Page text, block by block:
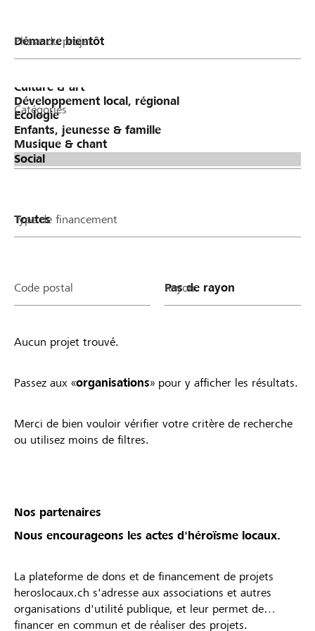
Phase du projet
Catégories
Type de financement
Code postal Rayon
Aucun projet trouvé.
Passez aux «organisations» pour y afficher les résultats.
Merci de bien vouloir vérifier votre critère de recherche
ou utilisez moins de filtres.
Nos partenaires
Nous encourageons les actes d'héroïsme locaux.
La plateforme de dons et de financement de projets
heroslocaux.ch s'adresse aux associations et autres
organisations d'utilité publique, et leur permet de
financer en commun et de réaliser des projets.